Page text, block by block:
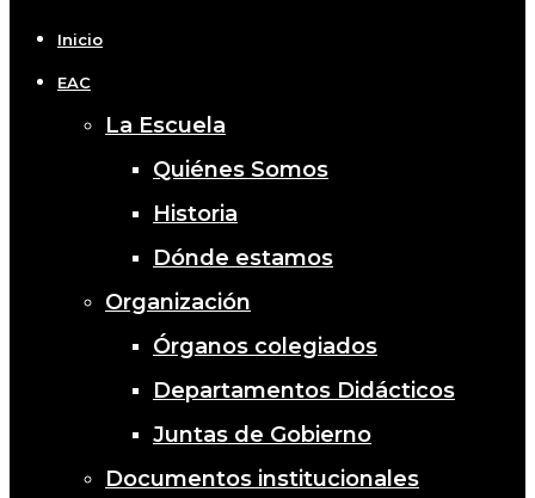
Inicio
EAC
La Escuela
Quiénes Somos
Historia
Dónde estamos
Organización
Órganos colegiados
Departamentos Didácticos
Juntas de Gobierno
Documentos institucionales